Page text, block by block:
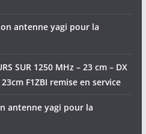
antenne yagi pour la
SUR 1250 MHz – 23 cm – DX
F1ZBI remise en service
antenne yagi pour la